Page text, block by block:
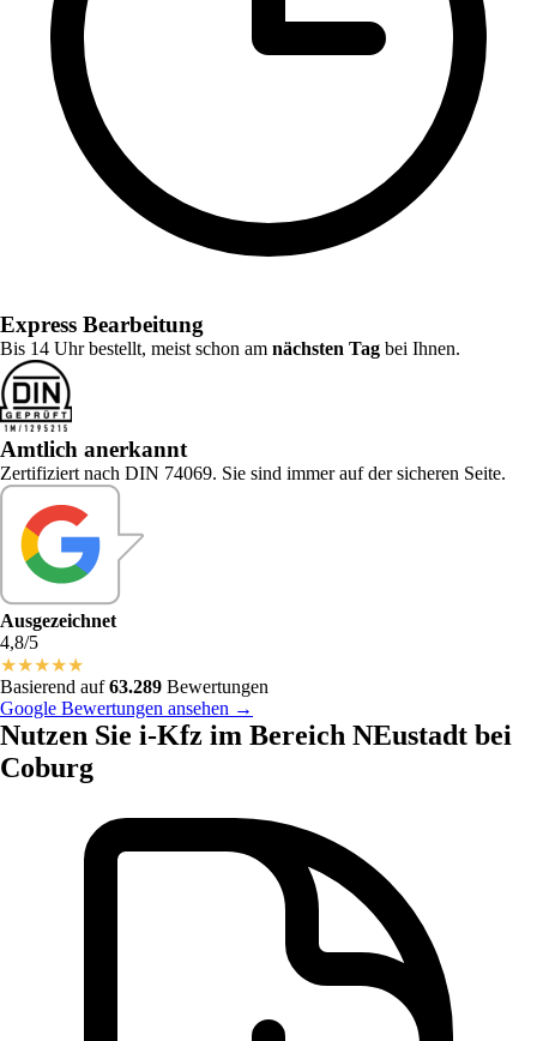
Express Bearbeitung
Bis 14 Uhr bestellt, meist schon am nächsten Tag bei Ihnen.
Amtlich anerkannt
Zertifiziert nach DIN 74069. Sie sind immer auf der sicheren Seite.
Ausgezeichnet
4,8/5
★★★★★
Basierend auf63.289 Bewertungen
Google Bewertungen ansehen →
Nutzen Sie i-Kfz im Bereich NEustadt bei
Coburg